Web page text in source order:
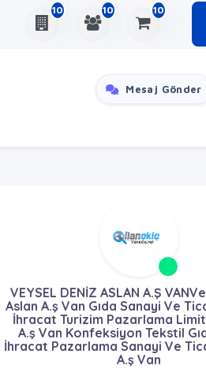
10 10 10
Mesaj Gönder
VEYSEL DENİZ ASLAN A.Ş
Aslan A.ş Van Gıda Sanayi Ve
İhracat Turizim Pazarlama
A.ş Van Konfeksiyon Tekstil
İhracat Pazarlama Sanayi Ve
A.ş Van